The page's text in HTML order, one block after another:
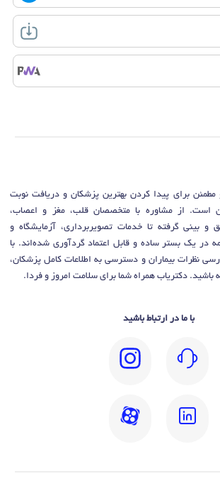
برای پیدا کردن بهترین پزشکان و دریافت نوبت
است. از مشاوره با متخصصان قلب، مغز و اعصاب،
بینی گرفته تا خدمات تصویربرداری، آزمایشگاه و
در یک بستر ساده و قابل اعتماد گردآوری شده‌اند. با
نظرات بیماران و دسترسی به اطلاعات کامل پزشکان،
باشید. دکتریاب همراه شما برای سلامت امروز و فردا.
با ما در ارتباط باشید